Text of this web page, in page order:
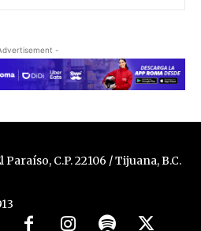
-
Paraíso, C.P. 22106 / Tijuana, B.C.